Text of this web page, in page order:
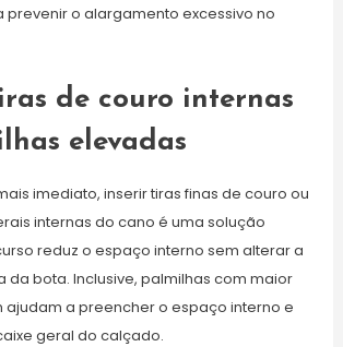
prevenir o alargamento excessivo no
de couro internas
elevadas
imediato, inserir tiras finas de couro ou
internas do cano é uma solução
reduz o espaço interno sem alterar a
da bota. Inclusive, palmilhas com maior
a preencher o espaço interno e
geral do calçado.